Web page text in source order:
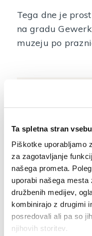
Ta spletna stran
Piškotke uporabljamo
za zagotavljanje
našega prometa.
uporabi našega
družbenih medijev,
kombinirajo z drugimi
posredovali ali pa so
njihovih storitev.
Tega dne je
na gradu
muzeju po
NAZAJ NA